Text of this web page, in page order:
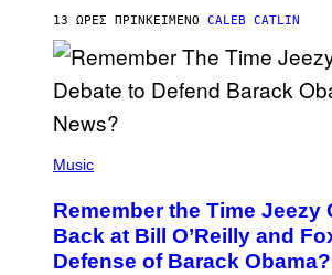
H
N
N
U
N
E
/
I
R
E
M
13 ΏΡΕΣ ΠΡΙΝΚΕΊΜΕΝΟ CALEB CATLIN
P
T
O
B
Y
Music
Remember the Time Jeezy
Back at Bill O’Reilly and
Defense of Barack Obama?